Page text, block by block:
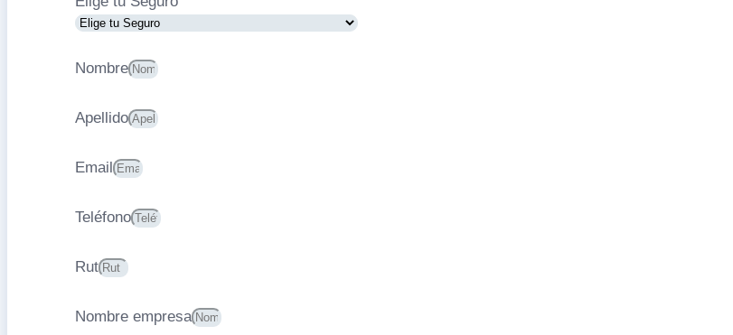
Nombre
Apellido
Email
Teléfono
Rut
Nombre empresa